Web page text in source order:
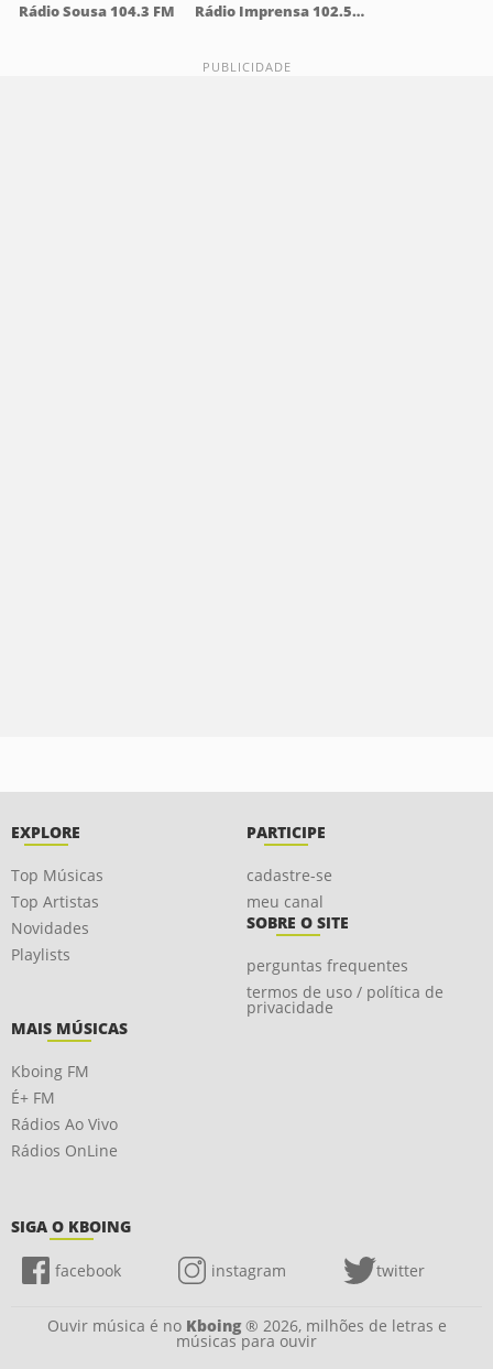
Rádio Sousa 104.3 FM Rádio Imprensa 102.5 FM
EXPLORE
Top Músicas
Top Artistas
Novidades
Playlists
PARTICIPE
cadastre-se
meu canal
SOBRE O SITE
perguntas frequentes
termos de uso / política de
privacidade
MAIS MÚSICAS
Kboing FM
É+ FM
Rádios Ao Vivo
Rádios OnLine
SIGA O KBOING
facebook instagram twitter
Ouvir música é no Kboing® 2026, milhões de letras e
músicas para ouvir